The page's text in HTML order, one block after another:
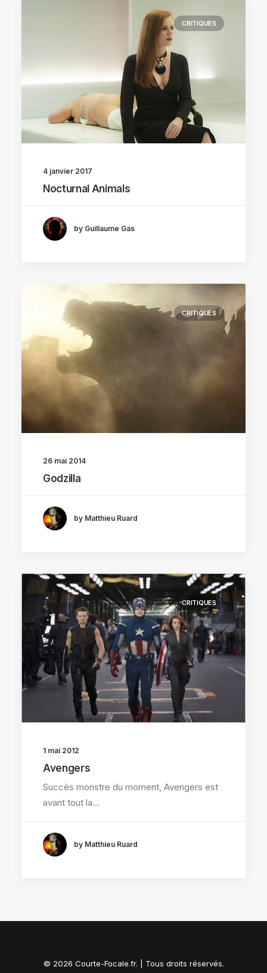
CRITIQUES
4 janvier 2017
Nocturnal Animals
by Guillaume Gas
CRITIQUES
26 mai 2014
Godzilla
by Matthieu Ruard
CRITIQUES
1 mai 2012
Avengers
Succès monstre du moment, Avengers est
avant tout la…
by Matthieu Ruard
© 2026 Courte-Focale.fr. | Tous droits réservés.